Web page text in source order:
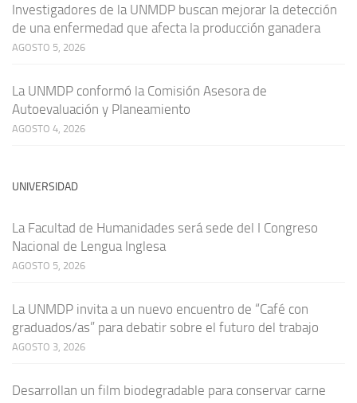
Investigadores de la UNMDP buscan mejorar la detección
de una enfermedad que afecta la producción ganadera
AGOSTO 5, 2026
La UNMDP conformó la Comisión Asesora de
Autoevaluación y Planeamiento
AGOSTO 4, 2026
UNIVERSIDAD
La Facultad de Humanidades será sede del I Congreso
Nacional de Lengua Inglesa
AGOSTO 5, 2026
La UNMDP invita a un nuevo encuentro de “Café con
graduados/as” para debatir sobre el futuro del trabajo
AGOSTO 3, 2026
Desarrollan un film biodegradable para conservar carne